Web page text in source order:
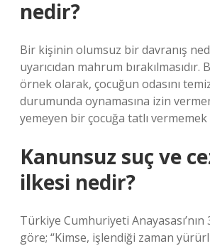
nedir?
Bir kişinin olumsuz bir davranış
uyarıcıdan mahrum
örnek olarak, çocuğun odasını
durumunda oynamasına izin
yemeyen bir çocuğa tatlı
Kanunsuz suç ve
ilkesi nedir?
Türkiye Cumhuriyeti Anayasası’nın
göre; “Kimse, işlendiği zaman